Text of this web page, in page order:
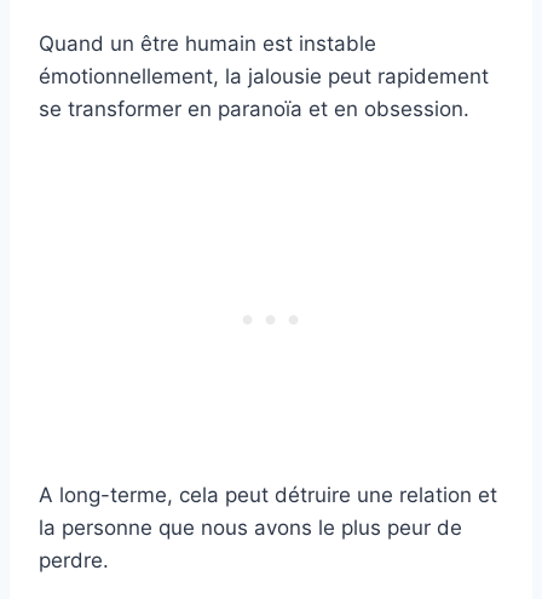
Quand un être humain est instable
émotionnellement, la jalousie peut rapidement
se transformer en paranoïa et en obsession.
A long-terme, cela peut détruire une relation et
la personne que nous avons le plus peur de
perdre.